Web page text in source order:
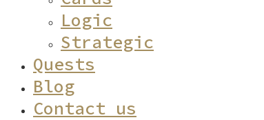
Logic
Strategic
Quests
Blog
Contact us